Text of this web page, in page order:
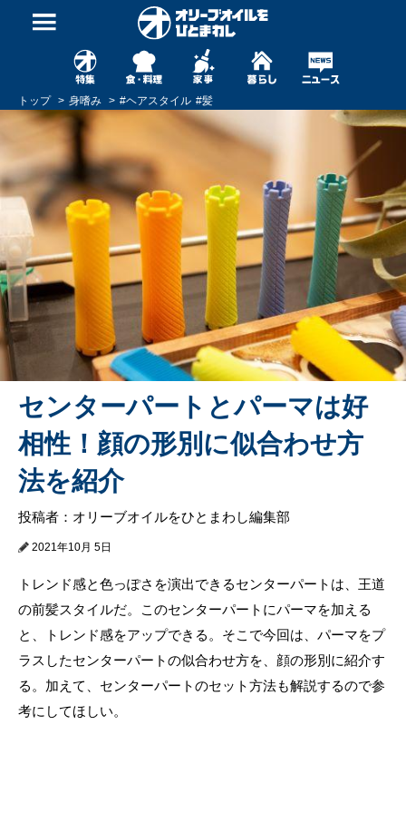
トップ 身嗜み #ヘアスタイル #髪
センターパートとパーマは好
相性！顔の形別に似合わせ方
法を紹介
投稿者：オリーブオイルをひとまわし編集部
2021年10月 5日
トレンド感と色っぽさを演出できるセンターパートは、王道
の前髪スタイルだ。このセンターパートにパーマを加える
と、トレンド感をアップできる。そこで今回は、パーマをプ
ラスしたセンターパートの似合わせ方を、顔の形別に紹介す
る。加えて、センターパートのセット方法も解説するので参
考にしてほしい。